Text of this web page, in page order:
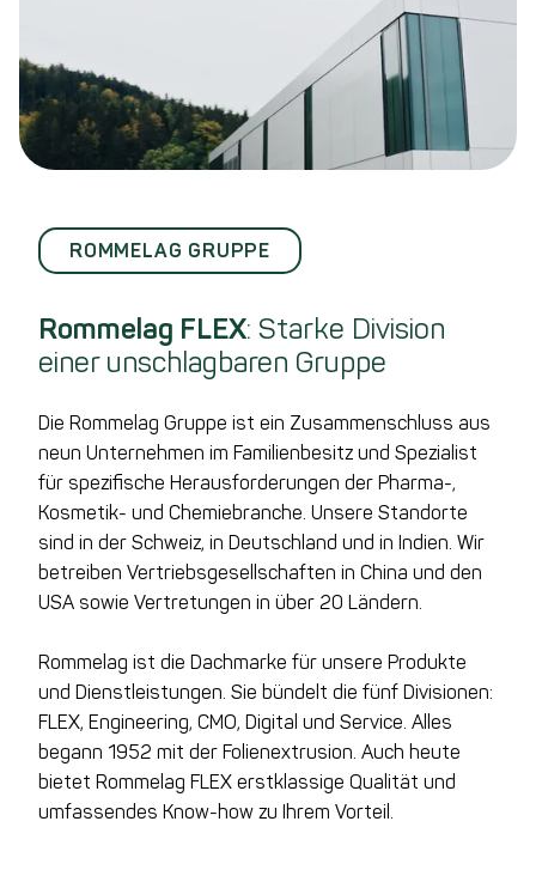
ROMMELAG GRUPPE
Rommelag FLEX: Starke Division
einer unschlagbaren Gruppe
Die Rommelag Gruppe ist ein Zusammenschluss aus
neun Unternehmen im Familienbesitz und Spezialist
für spezifische Herausforderungen der Pharma-,
Kosmetik- und Chemiebranche. Unsere Standorte
sind in der Schweiz, in Deutschland und in Indien. Wir
betreiben Vertriebsgesellschaften in China und den
USA sowie Vertretungen in über 20 Ländern.
Rommelag ist die Dachmarke für unsere Produkte
und Dienstleistungen. Sie bündelt die fünf Divisionen:
FLEX, Engineering, CMO, Digital und Service. Alles
begann 1952 mit der Folienextrusion. Auch heute
bietet Rommelag FLEX erstklassige Qualität und
umfassendes Know-how zu Ihrem Vorteil.